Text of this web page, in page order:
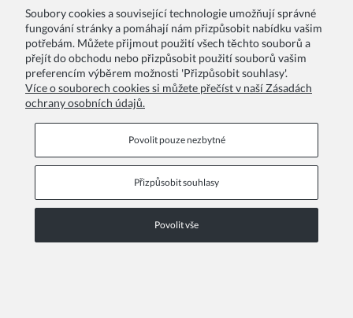
Soubory cookies a související technologie umožňují správné
fungování stránky a pomáhají nám přizpůsobit nabídku vašim
potřebám. Můžete přijmout použití všech těchto souborů a
přejít do obchodu nebo přizpůsobit použití souborů vašim
preferencím výběrem možnosti 'Přizpůsobit souhlasy'.
Více o souborech cookies si můžete přečíst v naší Zásadách
ochrany osobních údajů.
Povolit pouze nezbytné
Přizpůsobit souhlasy
Povolit vše